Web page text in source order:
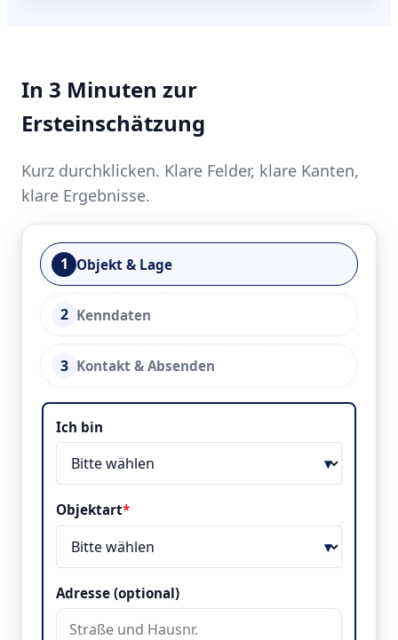
In 3 Minuten zur
Ersteinschätzung
Kurz durchklicken. Klare Felder, klare Kanten,
klare Ergebnisse.
1 Objekt & Lage
2 Kenndaten
3 Kontakt & Absenden
Objekt & Lage
Ich bin
Objektart*
Adresse (optional)